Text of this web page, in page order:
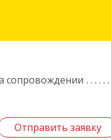
сопровождении
Отправить заявку
Отправить заявку